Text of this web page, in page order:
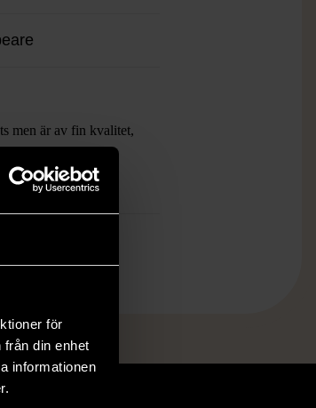
för
din enhet
informationen
men är av fin kvalitet,
förslitningar.